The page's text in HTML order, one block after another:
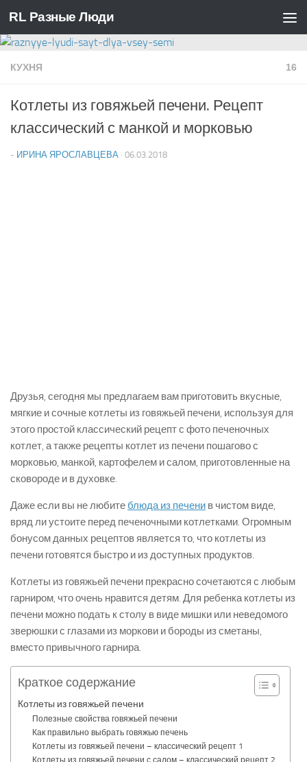
Перейти к содержимому
RL Разные Люди
КУХНЯ 16
Котлеты из говяжьей печени. Рецепт
классический с манкой и морковью
- ИРИНА ЯРОСЛАВЦЕВА · 06.03.2018
Друзья, сегодня мы предлагаем вам приготовить вкусные,
мягкие и сочные котлеты из говяжьей печени, используя для
этого простой классический рецепт с фото печеночных
котлет, а также рецепты котлет из печени пошагово с
морковью, манкой, картофелем и салом, приготовленные на
сковороде и в духовке.
Даже если вы не любите блюда из печени в чистом виде,
вряд ли устоите перед печеночными котлетками. Огромным
бонусом данных рецептов является то, что котлеты из
печени готовятся быстро и из доступных продуктов.
Котлеты из говяжьей печени прекрасно сочетаются с любым
гарниром, что очень нравится детям. Для ребенка котлеты из
печени можно подать к столу в виде мишки или неведомого
зверюшки с глазами из моркови и бороды из сметаны,
вместо привычного гарнира.
Краткое содержание
Котлеты из говяжьей печени
Полезные свойства говяжьей печени
Как правильно выбрать говяжью печень
Котлеты из говяжьей печени – классический рецепт 1
Котлеты из говяжьей печени с салом – классический рецепт 2